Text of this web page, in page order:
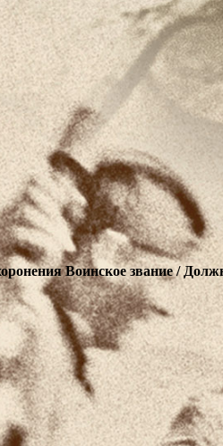
Воинское звание /